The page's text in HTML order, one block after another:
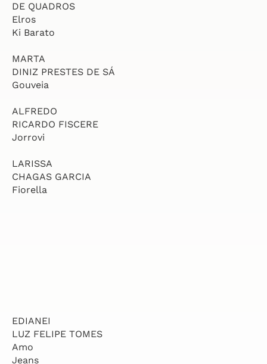
DE QUADROS
Elros
Ki Barato
MARTA
DINIZ PRESTES DE SÁ
Gouveia
ALFREDO
RICARDO FISCERE
Jorrovi
LARISSA
CHAGAS GARCIA
Fiorella
EDIANEI
LUZ FELIPE TOMES
Amo
Jeans